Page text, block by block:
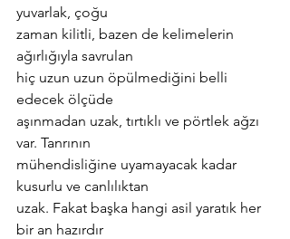
yuvarlak, çoğu
zaman kilitli, bazen de kelimelerin
ağırlığıyla savrulan
hiç uzun uzun öpülmediğini belli
edecek ölçüde
aşınmadan uzak, tırtıklı ve pörtlek ağzı
var. Tanrının
mühendisliğine uyamayacak kadar
kusurlu ve canlılıktan
uzak. Fakat başka hangi asil yaratık her
bir an hazırdır